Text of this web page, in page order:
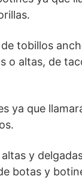
tobillos
o altas, de
ya que
y
botas y